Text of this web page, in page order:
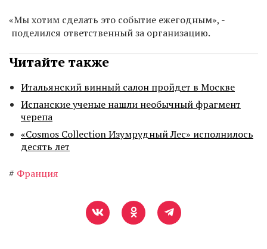
«Мы хотим сделать это событие ежегодным», -
поделился ответственный за организацию.
Читайте также
Итальянский винный салон пройдет в Москве
Испанские ученые нашли необычный фрагмент
черепа
«Cosmos Collection Изумрудный Лес» исполнилось
десять лет
# Франция